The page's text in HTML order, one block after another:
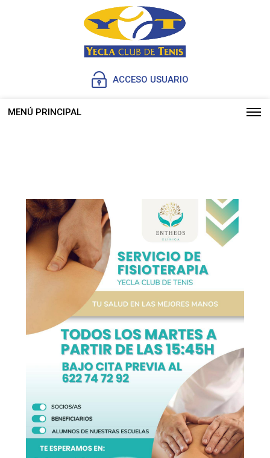
ACCESO USUARIO
MENÚ PRINCIPAL